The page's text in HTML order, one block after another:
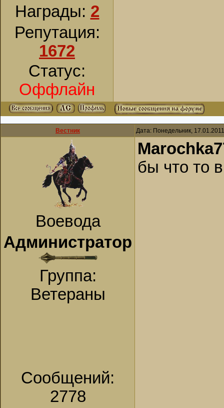
Награды: 2
Репутация:
1672
Статус:
Оффлайн
Вестник Дата: Понедельник,
Воевода
Администратор
Группа:
Ветераны
Сообщений:
2778
бы что то